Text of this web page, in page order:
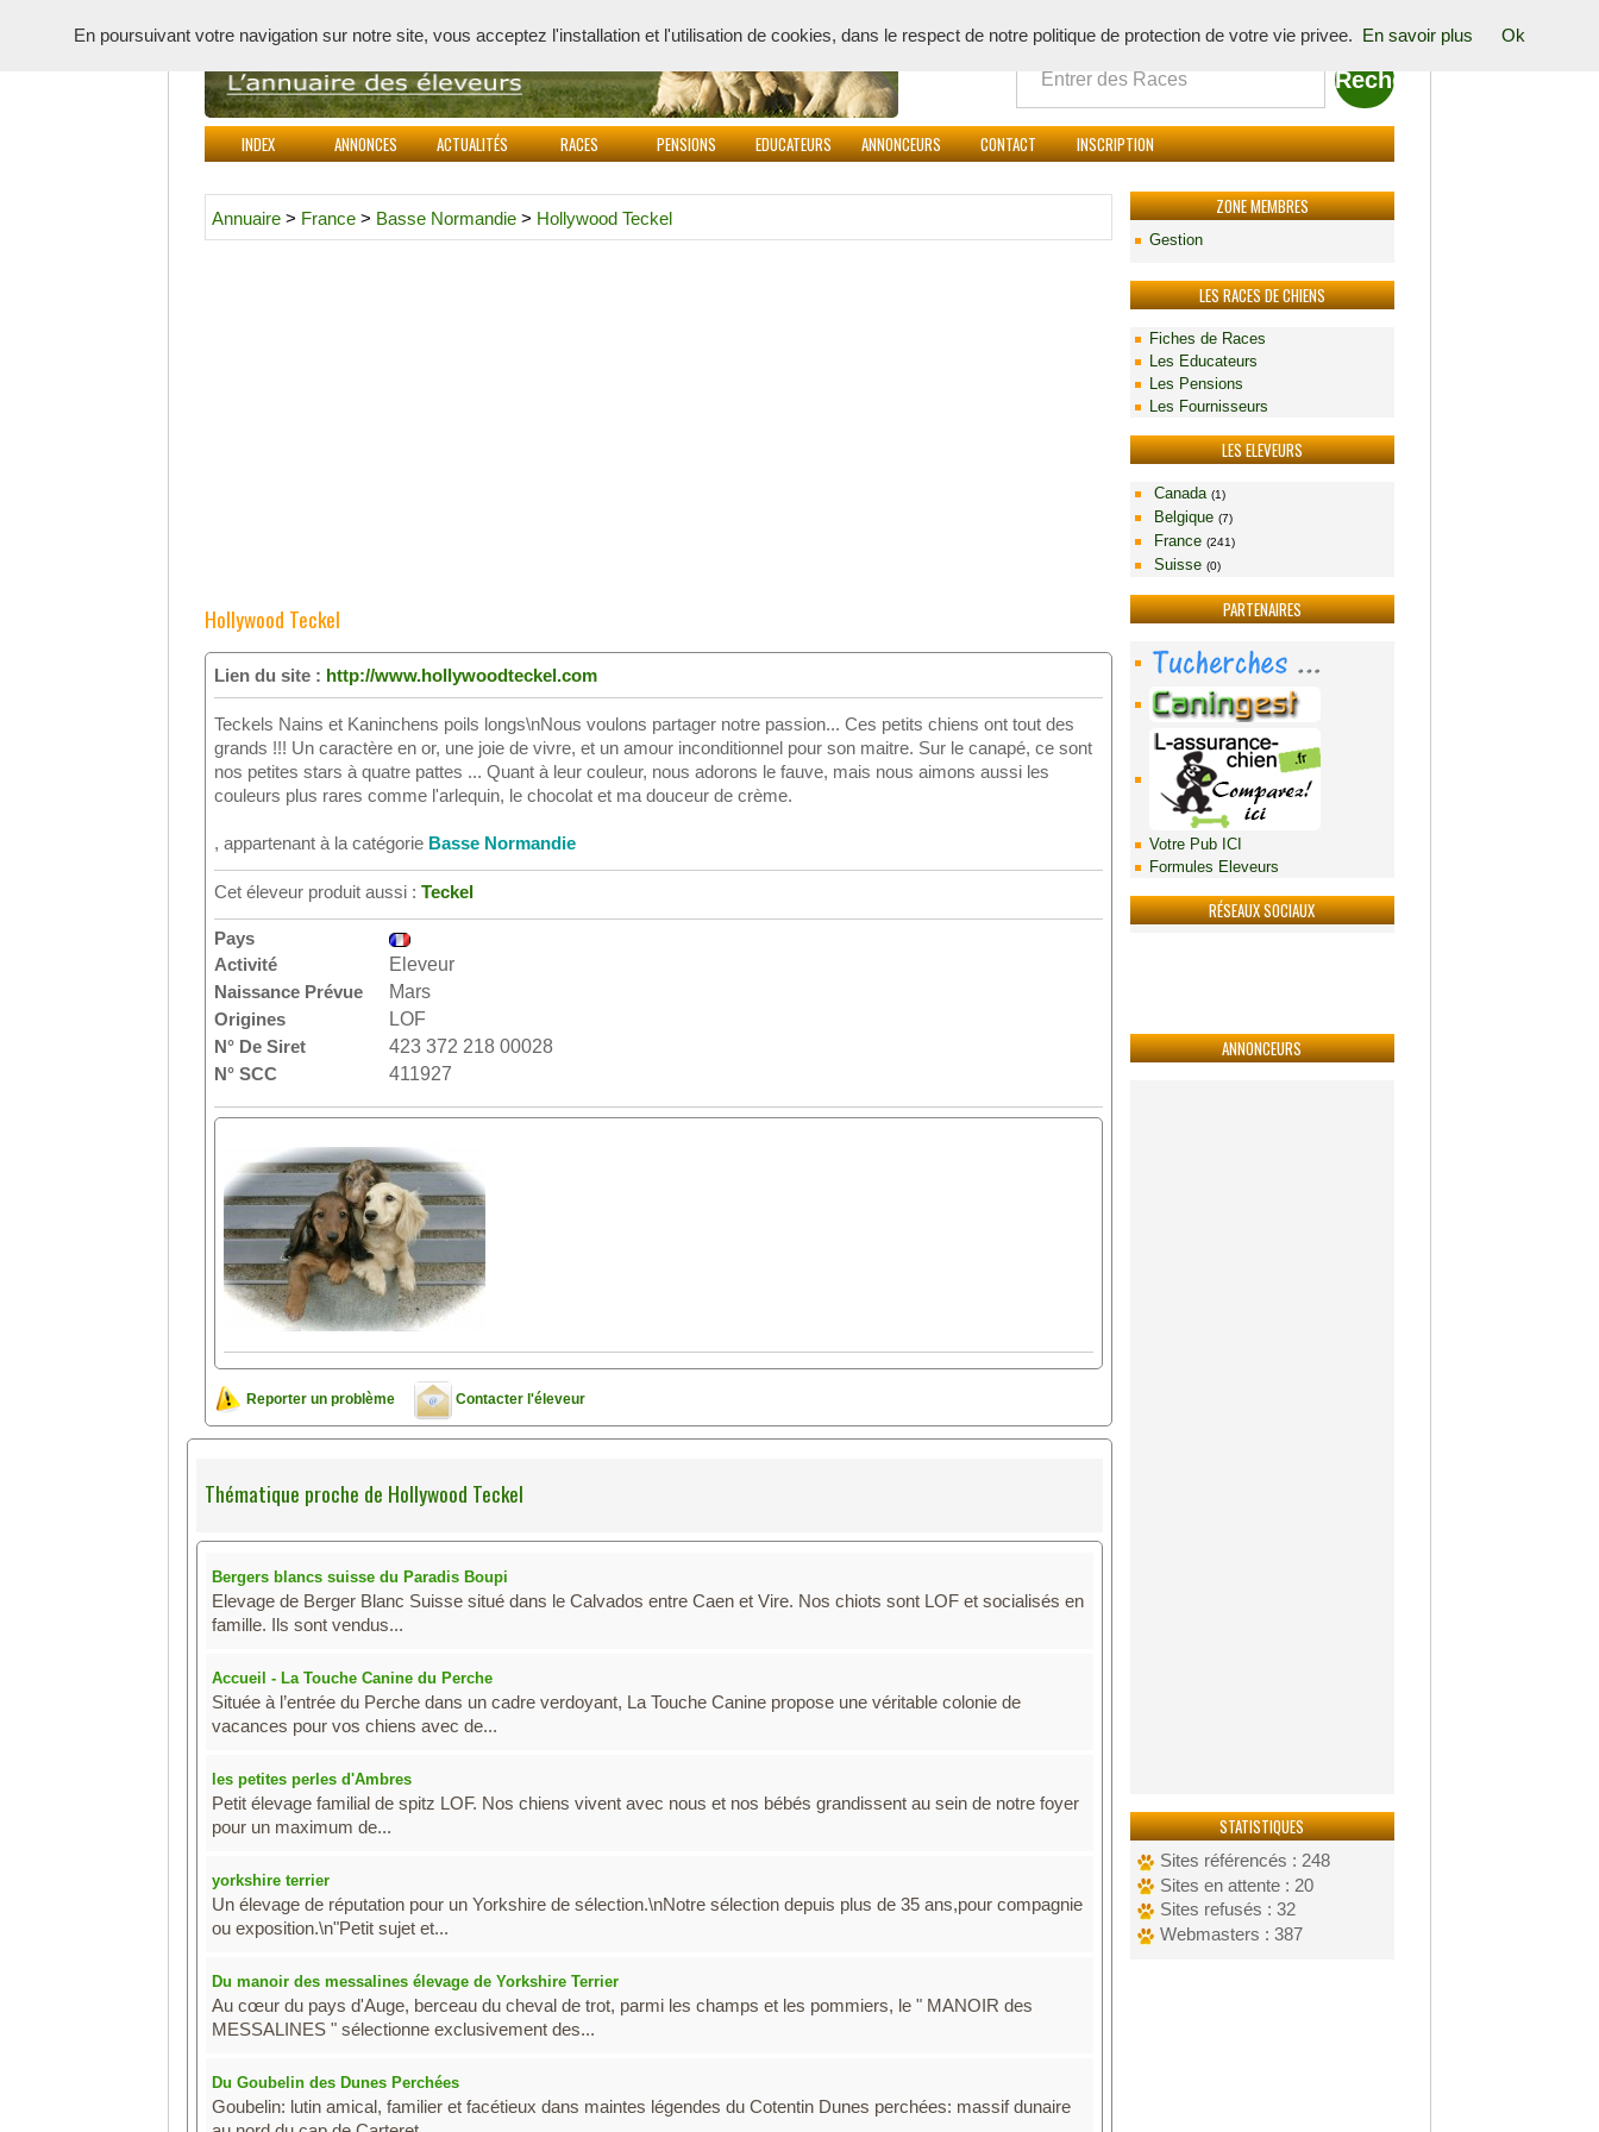
INDEX ANNONCES ACTUALITÉS RACES PENSIONS EDUCATEURS ANNONCEURS CONTACT INSCRIPTION
ZONE MEMBRES
Gestion
LES RACES DE CHIENS
Fiches de Races
Les Educateurs
Les Pensions
Les Fournisseurs
LES ELEVEURS
Canada (1)
Belgique (7)
France (241)
Suisse (0)
PARTENAIRES
Votre Pub ICI
Formules Eleveurs
RÉSEAUX SOCIAUX
ANNONCEURS
STATISTIQUES
Sites référencés : 248
Sites en attente : 20
Sites refusés : 32
Webmasters : 387
Annuaire > France > Basse Normandie > Hollywood Teckel
Hollywood Teckel
Lien du site : http://www.hollywoodteckel.com
Teckels Nains et Kaninchens poils longs\nNous voulons partager notre passion... Ces petits chiens ont tout des
grands !!! Un caractère en or, une joie de vivre, et un amour inconditionnel pour son maitre. Sur le canapé, ce sont
nos petites stars à quatre pattes ... Quant à leur couleur, nous adorons le fauve, mais nous aimons aussi les
couleurs plus rares comme l'arlequin, le chocolat et ma douceur de crème.
, appartenant à la catégorie Basse Normandie
Cet éleveur produit aussi : Teckel
Pays
Activité
Eleveur
Naissance Prévue
Mars
Origines
LOF
N° De Siret
423 372 218 00028
N° SCC
411927
Reporter un problème Contacter l'éleveur
Thématique proche de Hollywood Teckel
Bergers blancs suisse du Paradis Boupi
Elevage de Berger Blanc Suisse situé dans le Calvados entre Caen et Vire. Nos chiots sont LOF et socialisés en
famille. Ils sont vendus...
Accueil - La Touche Canine du Perche
Située à l’entrée du Perche dans un cadre verdoyant, La Touche Canine propose une véritable colonie de
vacances pour vos chiens avec de...
les petites perles d'Ambres
Petit élevage familial de spitz LOF. Nos chiens vivent avec nous et nos bébés grandissent au sein de notre foyer
pour un maximum de...
yorkshire terrier
Un élevage de réputation pour un Yorkshire de sélection.\nNotre sélection depuis plus de 35 ans,pour compagnie
ou exposition.\n"Petit sujet et...
Du manoir des messalines élevage de Yorkshire Terrier
Au cœur du pays d'Auge, berceau du cheval de trot, parmi les champs et les pommiers, le " MANOIR des
MESSALINES " sélectionne exclusivement des...
Du Goubelin des Dunes Perchées
Goubelin: lutin amical, familier et facétieux dans maintes légendes du Cotentin Dunes perchées: massif dunaire
En poursuivant votre navigation sur notre site, vous acceptez l'installation et l'utilisation de cookies, dans le respect de notre politique de protection de votre vie privee. En savoir plus Ok